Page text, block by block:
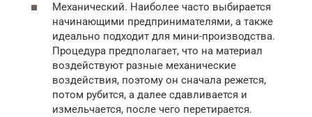
Механический. Наиболее часто выбирается
начинающими предпринимателями, а также
идеально подходит для мини-производства.
Процедура предполагает, что на материал
воздействуют разные механические
воздействия, поэтому он сначала режется,
потом рубится, а далее сдавливается и
измельчается, после чего перетирается.